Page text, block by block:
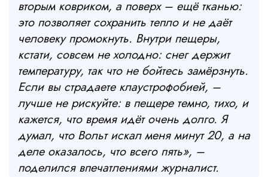
вторым ковриком, а поверх – ещё тканью:
это позволяет сохранить тепло и не даёт
человеку промокнуть. Внутри пещеры,
кстати, совсем не холодно: снег держит
температуру, так что не бойтесь замёрзнуть.
Если вы страдаете клаустрофобией, –
лучше не рискуйте: в пещере темно, тихо, и
кажется, что время идёт очень долго. Я
думал, что Вольт искал меня минут 20, а на
деле оказалось, что всего пять», –
поделился впечатлениями журналист.